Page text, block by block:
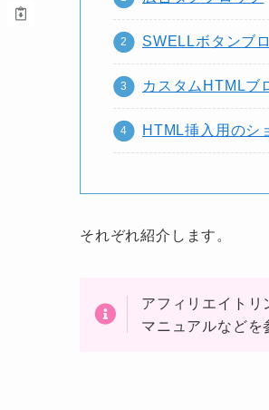
SWELLボタンブ
カスタムHTMLブ
HTML挿入用のシ
それぞれ紹介します。
アフィリエイト
マニュアルなどを